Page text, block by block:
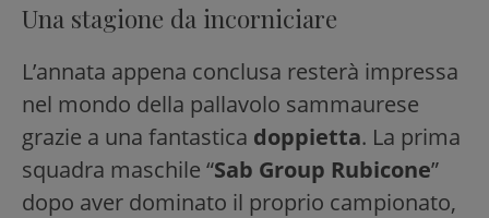
Una stagione da incorniciare
L’annata appena conclusa resterà impressa
nel mondo della pallavolo sammaurese
grazie a una fantastica doppietta. La prima
squadra maschile “Sab Group Rubicone”
dopo aver dominato il proprio campionato,